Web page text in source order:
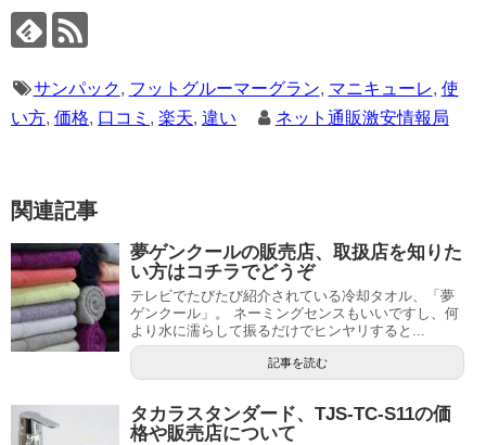
サンパック, フットグルーマーグラン, マニキューレ, 使
い方, 価格, 口コミ , 楽天, 違い ネット通販激安情報局
関連記事
夢ゲンクールの販売店、取扱店を知りた
い方はコチラでどうぞ
テレビでたびたび紹介されている冷却タオル、「夢
ゲンクール」。 ネーミングセンスもいいですし、何
より水に濡らして振るだけでヒンヤリすると...
記事を読む
タカラスタンダード、TJS-TC-S11の価
格や販売店について